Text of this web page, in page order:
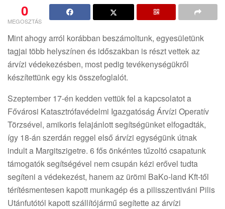
0
MEGOSZTÁS
Mint ahogy arról korábban beszámoltunk, egyesületünk
tagjai több helyszínen és időszakban is részt vettek az
árvízi védekezésben, most pedig tevékenységükről
készítettünk egy kis összefoglalót.
Szeptember 17-én kedden vettük fel a kapcsolatot a
Fővárosi Katasztrófavédelmi Igazgatóság Árvízi Operatív
Törzsével, amikoris felajánlott segítségünket elfogadták,
így 18-án szerdán reggel első árvízi egységünk útnak
indult a Margitszigetre. 6 fős önkéntes tűzoltó csapatunk
támogatók segítségével nem csupán kézi erővel tudta
segíteni a védekezést, hanem az ürömi BaKo-land Kft-től
térítésmentesen kapott munkagép és a pilisszentiváni Pilis
Utánfutótól kapott szállítójármű segítette az árvízi